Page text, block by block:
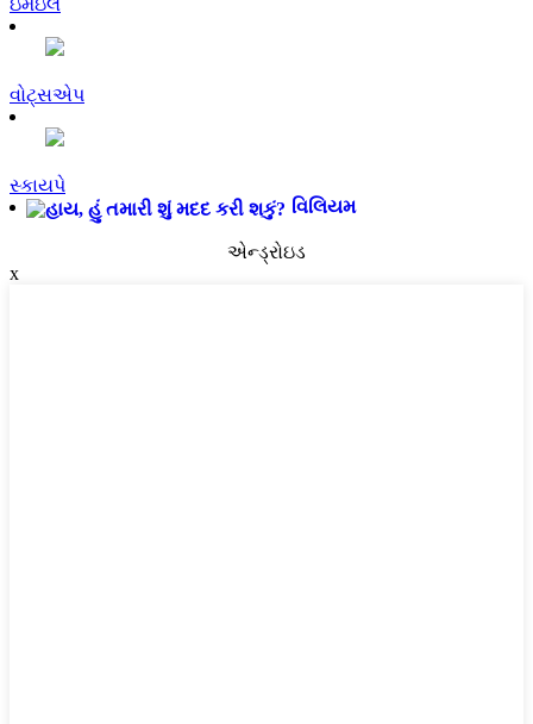
ઇમેઇલ
વોટ્સએપ
સ્કાયપે
વિલિયમ
એન્ડ્રોઇડ
x